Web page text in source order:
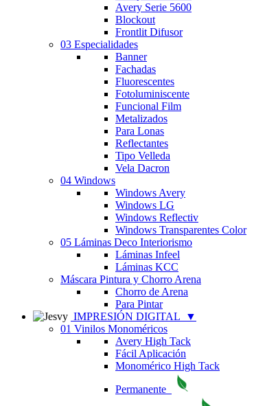
Avery Serie 5600
Blockout
Frontlit Difusor
03 Especialidades
Banner
Fachadas
Fluorescentes
Fotoluminiscente
Funcional Film
Metalizados
Para Lonas
Reflectantes
Tipo Velleda
Vela Dacron
04 Windows
Windows Avery
Windows LG
Windows Reflectiv
Windows Transparentes Color
05 Láminas Deco Interiorismo
Láminas Infeel
Láminas KCC
Máscara Pintura y Chorro Arena
Chorro de Arena
Para Pintar
IMPRESIÓN DIGITAL
▼
01 Vinilos Monoméricos
Avery High Tack
Fácil Aplicación
Monomérico High Tack
Permanente